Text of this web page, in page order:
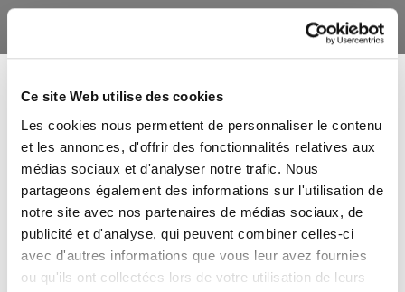
Ce site Web utilise des cookies
Les cookies nous permettent de personnaliser le contenu
et les annonces, d'offrir des fonctionnalités relatives aux
médias sociaux et d'analyser notre trafic. Nous
partageons également des informations sur l'utilisation de
notre site avec nos partenaires de médias sociaux, de
publicité et d'analyse, qui peuvent combiner celles-ci
avec d'autres informations que vous leur avez fournies
ou qu'ils ont collectées lors de votre utilisation de leurs